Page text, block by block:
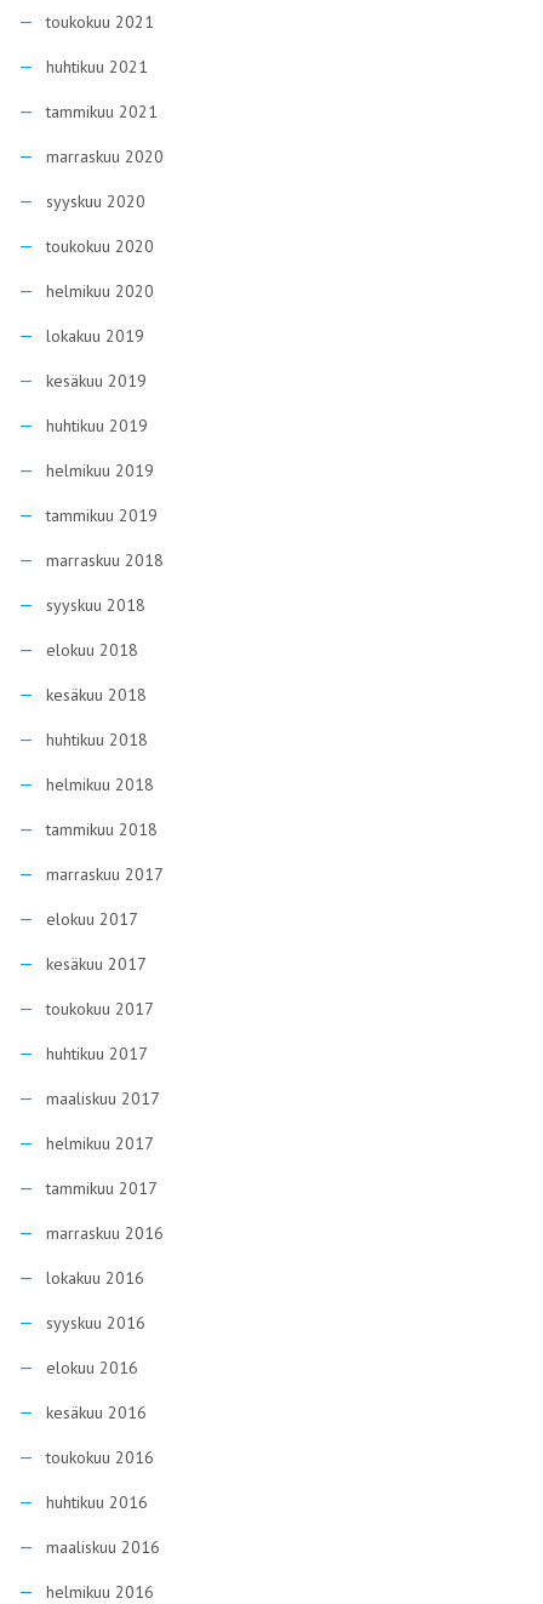
toukokuu 2021
huhtikuu 2021
tammikuu 2021
marraskuu 2020
syyskuu 2020
toukokuu 2020
helmikuu 2020
lokakuu 2019
kesäkuu 2019
huhtikuu 2019
helmikuu 2019
tammikuu 2019
marraskuu 2018
syyskuu 2018
elokuu 2018
kesäkuu 2018
huhtikuu 2018
helmikuu 2018
tammikuu 2018
marraskuu 2017
elokuu 2017
kesäkuu 2017
toukokuu 2017
huhtikuu 2017
maaliskuu 2017
helmikuu 2017
tammikuu 2017
marraskuu 2016
lokakuu 2016
syyskuu 2016
elokuu 2016
kesäkuu 2016
toukokuu 2016
huhtikuu 2016
maaliskuu 2016
helmikuu 2016